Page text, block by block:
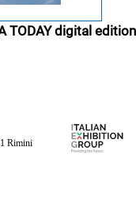
TODAY digital edition
Rimini